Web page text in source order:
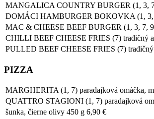
MANGALICA COUNTRY BURGER (1, 3, 7,
DOMÁCI HAMBURGER BOKOVKA (1, 3, 7,
MAC & CHEESE BEEF BURGER (1, 3, 7, 9,
CHILLI BEEF CHEESE FRIES (7) tradičný
PULLED BEEF CHEESE FRIES (7) tradičný
PIZZA
MARGHERITA (1, 7) paradajková omáčka,
QUATTRO STAGIONI (1, 7) paradajková
šunka, čierne olivy 450 g 6,90 €